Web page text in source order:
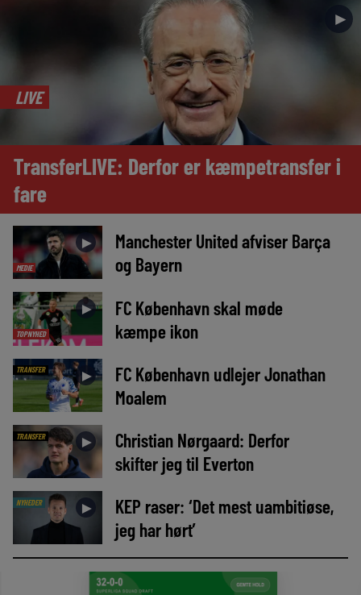
►
LIVE
TransferLIVE: Derfor er kæmpetransfer i
fare
MEDIE
►
Manchester United afviser Barça
og Bayern
TOPNYHED
►
FC København skal møde
kæmpe ikon
TRANSFER ►
FC København udlejer Jonathan
Moalem
TRANSFER ►
Christian Nørgaard: Derfor
skifter jeg til Everton
NYHEDER ►
KEP raser: ‘Det mest uambitiøse,
jeg har hørt’